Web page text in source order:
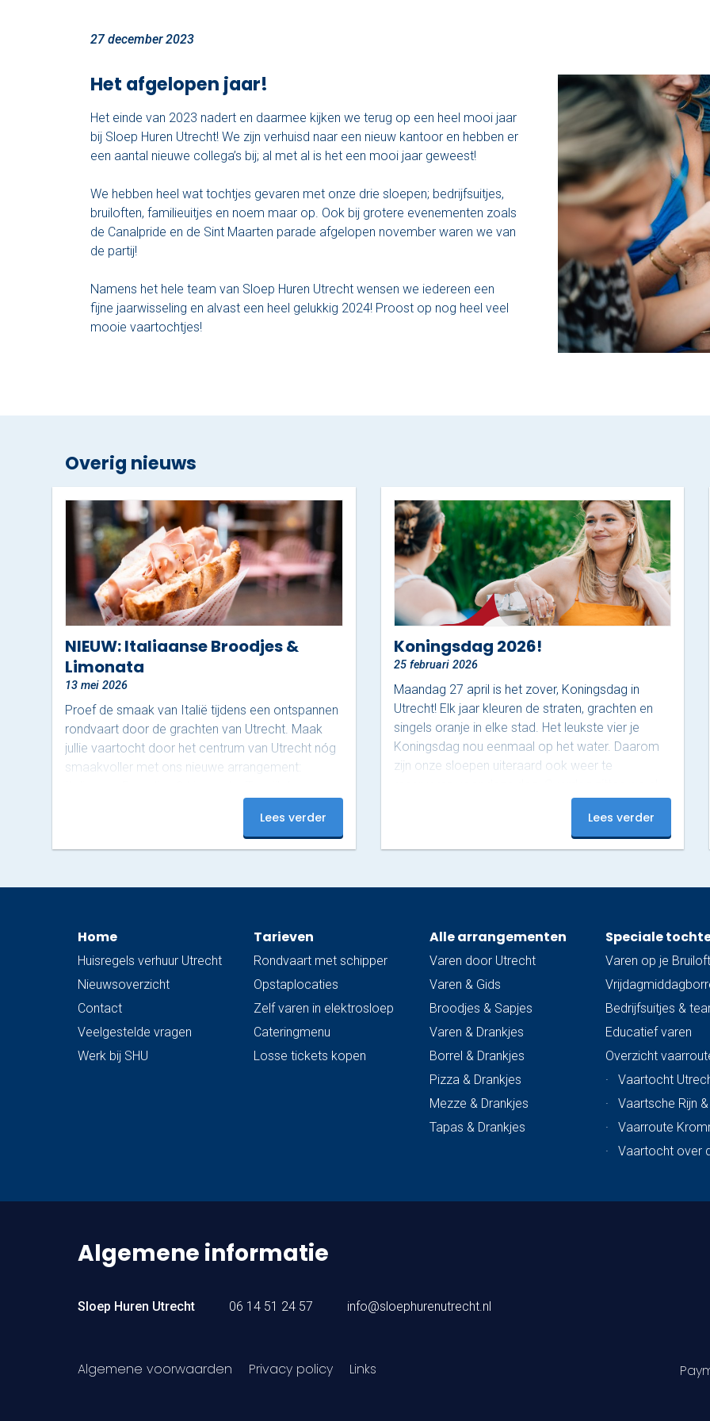
27 december 2023
Het afgelopen jaar!
Het einde van 2023 nadert en daarmee kijken we terug op een heel mooi jaar
bij Sloep Huren Utrecht! We zijn verhuisd naar een nieuw kantoor en hebben er
een aantal nieuwe collega’s bij; al met al is het een mooi jaar geweest!
We hebben heel wat tochtjes gevaren met onze drie sloepen; bedrijfsuitjes,
bruiloften, familieuitjes en noem maar op. Ook bij grotere evenementen zoals
de Canalpride en de Sint Maarten parade afgelopen november waren we van
de partij!
Namens het hele team van Sloep Huren Utrecht wensen we iedereen een
fijne jaarwisseling en alvast een heel gelukkig 2024! Proost op nog heel veel
mooie vaartochtjes!
Overig nieuws
NIEUW: Italiaanse Broodjes &
Limonata
13 mei 2026
Proef de smaak van Italië tijdens een ontspannen
rondvaart door de grachten van Utrecht. Maak
jullie vaartocht door het centrum van Utrecht nóg
smaakvoller met ons nieuwe arrangement:
schipper jullie ontspannen rondvaart langs de
grachten, genieten jullie aan boord van rijkelijk
belegde Italiaanse broodjes, ook wel ‘schiacciata’
volgens een…
Lees verder
Koningsdag 2026!
25 februari 2026
Maandag 27 april is het zover, Koningsdag in
Utrecht! Elk jaar kleuren de straten, grachten en
singels oranje in elke stad. Het leukste vier je
Koningsdag nou eenmaal op het water. Daarom
zijn onze sloepen uiteraard ook weer te
helemaal vol tijdens deze populaire dag, maar ’s
avonds zijn er nog plekjes vrij! Op dit moment
hebben we nog 3 sloepen beschikbaar van 18:00
Lees verder
Home
Huisregels verhuur Utrecht
Nieuwsoverzicht
Contact
Veelgestelde vragen
Werk bij SHU
Tarieven
Rondvaart met schipper
Opstaplocaties
Zelf varen in elektrosloep
Cateringmenu
Losse tickets kopen
Alle arrangementen
Varen door Utrecht
Varen & Gids
Broodjes & Sapjes
Varen & Drankjes
Borrel & Drankjes
Pizza & Drankjes
Mezze & Drankjes
Tapas & Drankjes
Speciale
Varen op je Bruiloft
Bedrijfsuitjes &
Educatief varen
Overzicht
·
Vaartocht
·
Vaartsche Rijn
·
Vaarroute
·
Vaartocht over
Algemene informatie
Sloep Huren Utrecht 06 14 51 24 57 info@sloephurenutrecht.nl
Algemene voorwaarden Privacy policy Links